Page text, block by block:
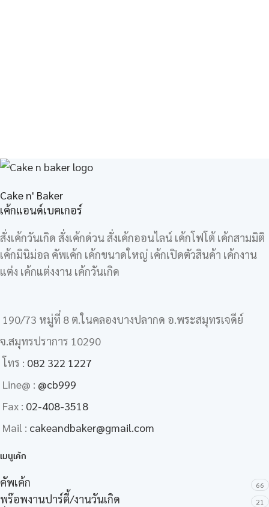
Cake n' Baker
เค้กแอนด์เบคเกอร์
สั่งเค้กวันเกิด สั่งเค้กด่วน สั่งเค้กออนไลน์ เค้กโฟโต้ เค้กสามมิติ
เค้กมินิม่อล คัพเค้ก เค้กขนาดใหญ่ เค้กเปิดตัวสินค้า เค้กงาน
แต่ง เค้กแต่งงาน เค้กวันเกิด
190/73 หมู่ที่ 8 ต.ในคลองบางปลากด อ.พระสมุทรเจดีย์
จ.สมุทรปราการ 10290
โทร : 082 322 1227
Line@ : @cb999
Fax : 02-408-3518
Mail : cakeandbaker@gmail.com
เมนูเค้ก
คัพเค้ก 66
พร๊อพงานปาร์ตี้/งานวันเกิด 21